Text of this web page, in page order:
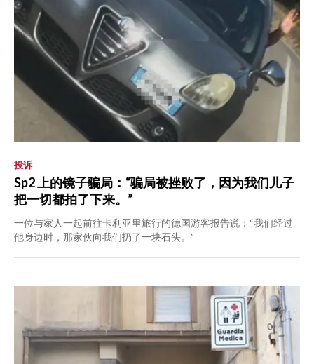
投诉
Sp2 上的镜子骗局：“骗局被挫败了，因为我们儿子
把一切都拍了下来。”
一位与家人一起前往卡利亚里旅行的德国游客报告说：“我们经过
他身边时，那家伙向我们扔了一块石头。”